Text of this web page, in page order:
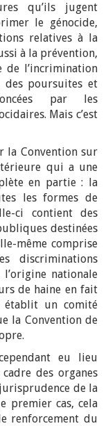
qu’ils jugent
le génocide,
relatives à la
à la prévention,
de l’incrimination
des poursuites et
par les
Mais c’est
la Convention sur
qui a une
en partie : la
les formes de
ci contient des
destinées
même comprise
discriminations
l’origine nationale
de haine en fait
établit un comité
la Convention de
eu lieu
des organes
de la
premier cas, cela
renforcement du